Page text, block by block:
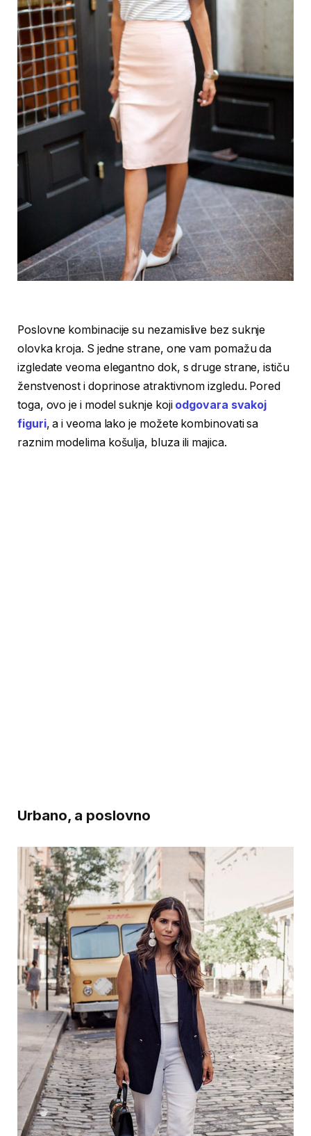
Poslovne kombinacije su nezamislive bez suknje
olovka kroja. S jedne strane, one vam pomažu da
izgledate veoma elegantno dok, s druge strane, ističu
ženstvenost i doprinose atraktivnom izgledu. Pored
toga, ovo je i model suknje koji odgovara svakoj
figuri, a i veoma lako je možete kombinovati sa
raznim modelima košulja, bluza ili majica.
Urbano, a poslovno